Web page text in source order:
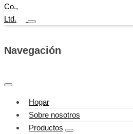
Navegación
Hogar
Sobre nosotros
Productos